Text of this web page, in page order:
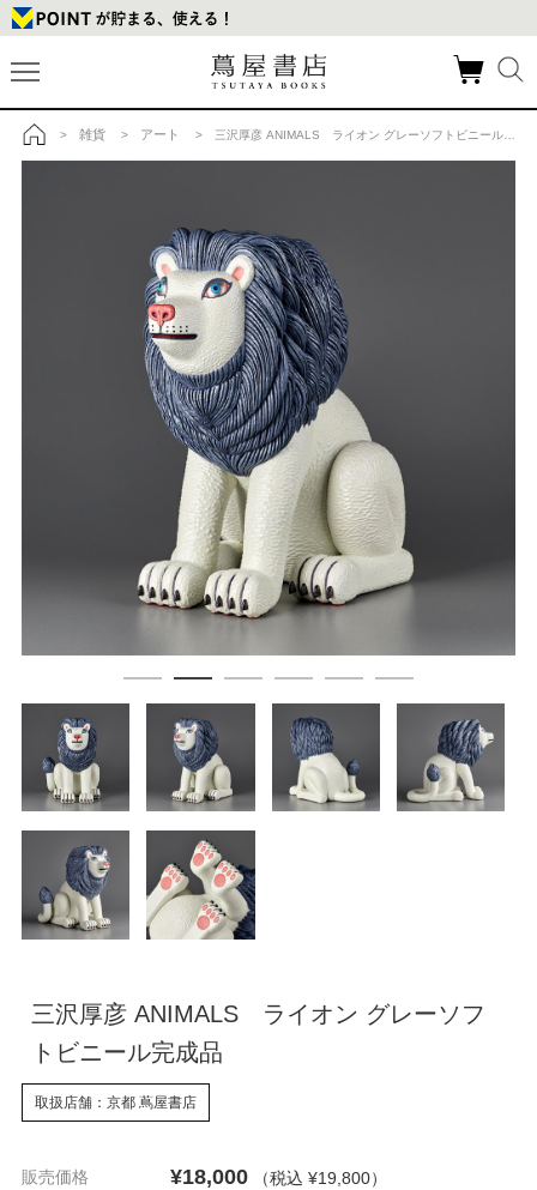
トップ
> 雑貨 > アート > 三沢厚彦 ANIMALS ライオン グレーソフトビニール完成品の商品詳細
三沢厚彦 ANIMALS ライオン グレーソフ
トビニール完成品
取扱店舗：京都 蔦屋書店
販売価格 ¥18,000 （税込 ¥19,800）